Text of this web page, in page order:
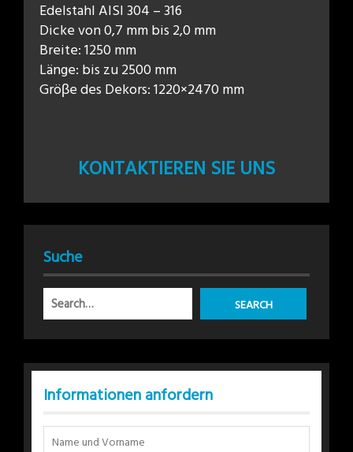
Edelstahl AISI 304 – 316
Dicke von 0,7 mm bis 2,0 mm
Breite: 1250 mm
Länge: bis zu 2500 mm
Gröβe des Dekors: 1220×2470 mm
KONTAKTIEREN SIE UNS
Suche
Informationen anfordern